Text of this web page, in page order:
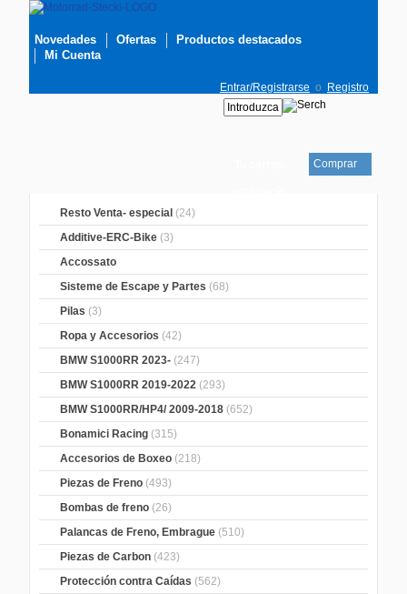
Novedades Ofertas
Productos destacados
Mi Cuenta
Entrar/Registrarse o Registro
Comprar
Resto Venta- especial (24)
Additive-ERC-Bike (3)
Accossato
Sisteme de Escape y Partes (68)
Pilas (3)
Ropa y Accesorios (42)
BMW S1000RR 2023- (247)
BMW S1000RR 2019-2022 (293)
BMW S1000RR/HP4/ 2009-2018 (652)
Bonamici Racing (315)
Accesorios de Boxeo (218)
Piezas de Freno (493)
Bombas de freno (26)
Palancas de Freno, Embrague (510)
Piezas de Carbon (423)
Protección contra Caídas (562)